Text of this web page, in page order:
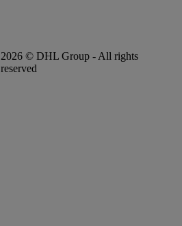
2026 © DHL Group - All rights
reserved